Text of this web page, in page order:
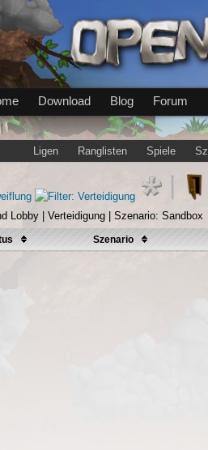
Download Blog Forum
Ligen Ranglisten Spiele
Lobby | Verteidigung | Szenario: Sandbox
Szenario